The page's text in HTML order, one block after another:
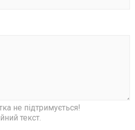
не підтримується!
текст.